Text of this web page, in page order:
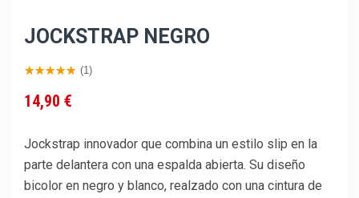
JOCKSTRAP NEGRO
(1)
14,90 €
Jockstrap innovador que combina un estilo slip en la
parte delantera con una espalda abierta. Su diseño
bicolor en negro y blanco, realzado con una cintura de